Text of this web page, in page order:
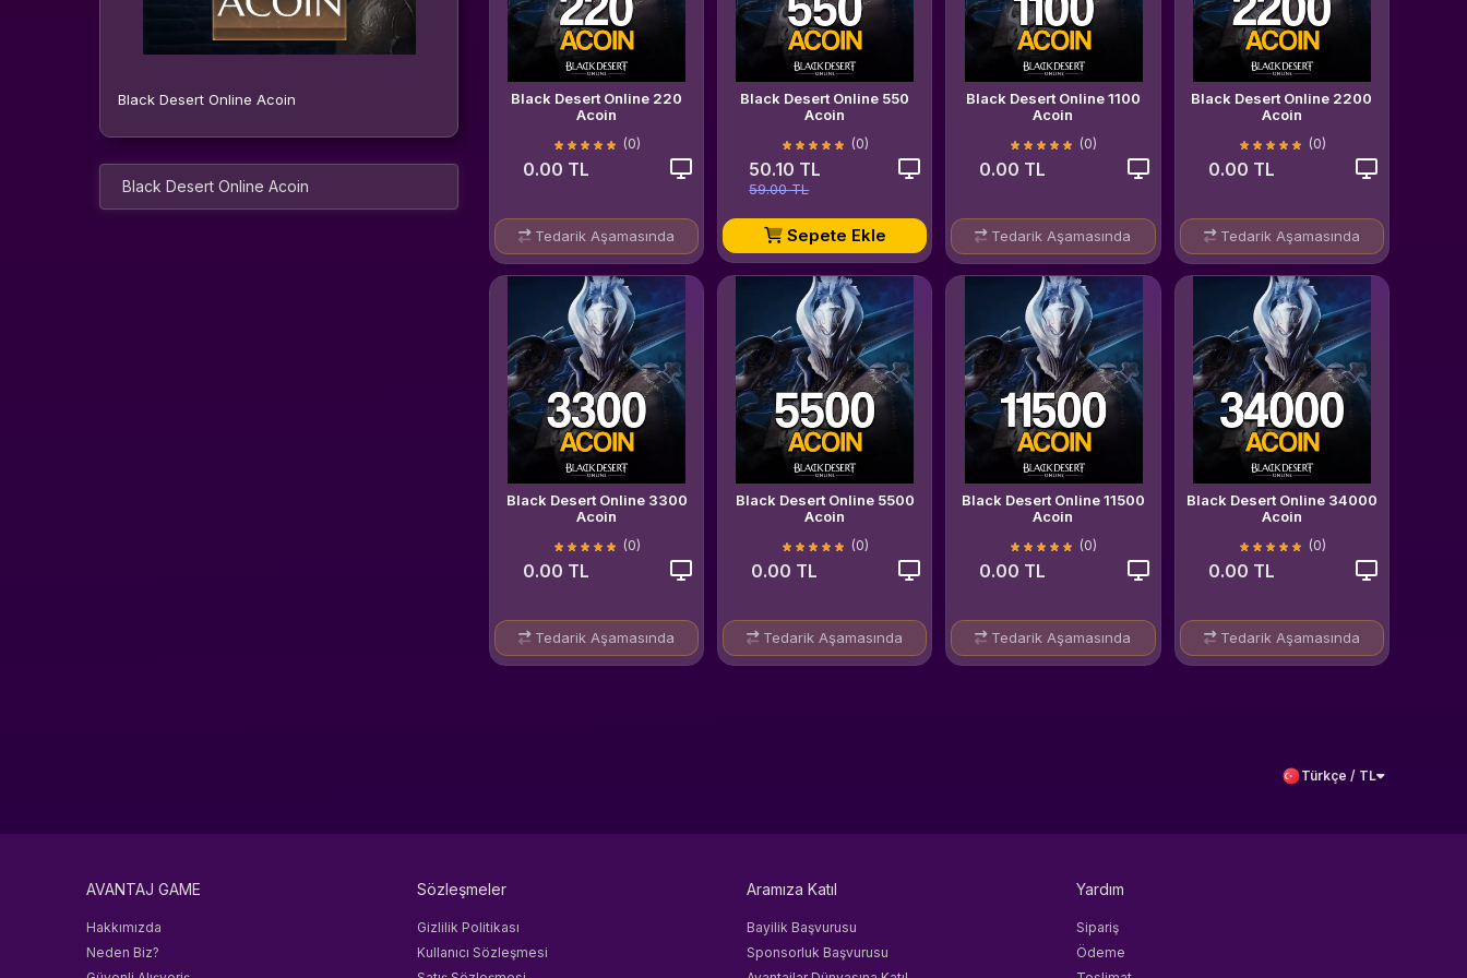
Black Desert Online Acoin
Black Desert Online Acoin
Black Desert Online 220
Acoin
(0)
0.00 TL
Tedarik Aşamasında
Black Desert Online 550
Acoin
(0)
50.10 TL
59.00 TL
Sepete Ekle
Black Desert Online 1100
Acoin
(0)
0.00 TL
Tedarik Aşamasında
Black Desert Online 2200
Acoin
(0)
0.00 TL
Tedarik Aşamasında
Black Desert Online 3300
Acoin
(0)
0.00 TL
Tedarik Aşamasında
Black Desert Online 5500
Acoin
(0)
0.00 TL
Tedarik Aşamasında
Black Desert Online 11500
Acoin
(0)
0.00 TL
Tedarik Aşamasında
Black Desert Online 34000
Acoin
(0)
0.00 TL
Tedarik Aşamasında
Türkçe / TL
AVANTAJ GAME
Hakkımızda
Neden Biz?
Sözleşmeler
Gizlilik Politikası
Kullanıcı Sözleşmesi
Aramıza Katıl
Bayilik Başvurusu
Sponsorluk Başvurusu
Yardım
Sipariş
Ödeme